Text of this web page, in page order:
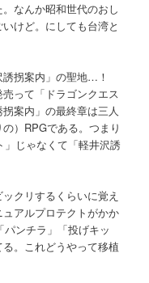
なんか昭和世代のおし
けど。にしても台湾と
拐案内」の聖地…！
って「ドラゴンクエス
案内」の最終章は三人
）RPGである。つまり
じゃなくて「軽井沢誘
クリするくらいに覚え
アルプロテクトがかか
ンチラ」「投げキッ
。これどうやって移植